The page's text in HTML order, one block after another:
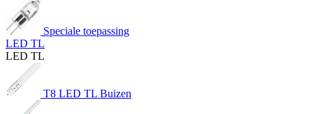
Speciale toepassing
LED TL
LED TL
T8 LED TL Buizen